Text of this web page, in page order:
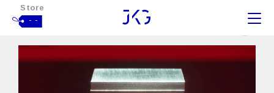
Store
- -